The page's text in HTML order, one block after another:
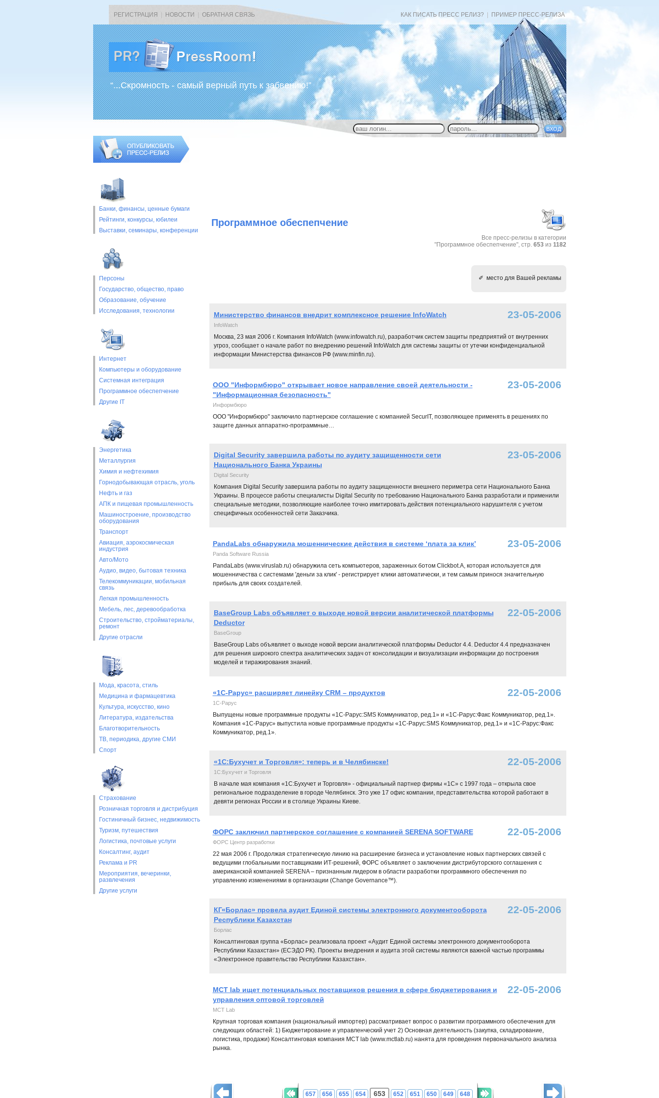
РЕГИСТРАЦИЯ НОВОСТИ ОБРАТНАЯ СВЯЗЬ КАК ПИСАТЬ ПРЕСС РЕЛИЗ? ПРИМЕР ПРЕСС-РЕЛИЗА
“...Скромность - самый верный путь к забвению!”
Банки, финансы, ценные бумаги
Рейтинги, конкурсы, юбилеи
Выставки, cеминары, конференции
Персоны
Государство, общество, право
Образование, обучение
Исследования, технологии
Интернет
Компьютеры и оборудование
Системная интеграция
Программное обеспепчение
Другие IT
Энергетика
Металлургия
Химия и нефтехимия
Горнодобывающая отрасль, уголь
Нефть и газ
АПК и пищевая промышленность
Машиностроение, производство
оборудования
Транспорт
Авиация, аэрокосмическая
индустрия
Авто/Мото
Аудио, видео, бытовая техника
Телекоммуникации, мобильная
связь
Легкая промышленность
Мебель, лес, деревообработка
Строительство, стройматериалы,
ремонт
Другие отрасли
Мода, красота, стиль
Медицина и фармацевтика
Культура, искусство, кино
Литература, издательства
Благотворительность
ТВ, периодика, другие СМИ
Спорт
Страхование
Розничная торговля и дистрибуция
Гостиничный бизнес, недвижимость
Туризм, путешествия
Логистика, почтовые услуги
Консалтинг, аудит
Реклама и PR
Мероприятия, вечеринки,
развлечения
Другие услуги
Программное обеспепчение
Все пресс-релизы в категории
"Программное обеспепчение", стр. 653из 1182
✐ место для Вашей рекламы
Министерство финансов внедрит комплексное решение InfoWatch 23-05-2006
InfoWatch
Москва, 23 мая 2006 г. Компания InfoWatch (www.infowatch.ru), разработчик систем защиты предприятий от внутренних
угроз, сообщает о начале работ по внедрению решений InfoWatch для системы защиты от утечки конфиденциальной
информации Министерства финансов РФ (www.minfin.ru).
ООО "Информбюро" открывает новое направление своей деятельности -
"Информационная безопасность"
23-05-2006
Информбюро
ООО "Информбюро" заключило партнерское соглашение с компанией SecurIT, позволяющее применять в решениях по
защите данных аппаратно-программные…
Digital Security завершила работы по аудиту защищенности сети
Национального Банка Украины
23-05-2006
Digital Security
Компания Digital Security завершила работы по аудиту защищенности внешнего периметра сети Национального Банка
Украины. В процессе работы специалисты Digital Security по требованию Национального Банка разработали и применили
специальные методики, позволяющие наиболее точно имитировать действия потенциального нарушителя с учетом
специфичных особенностей сети Заказчика.
PandaLabs обнаружила мошеннические действия в системе ‘плата за клик’ 23-05-2006
Panda Software Russia
PandaLabs (www.viruslab.ru) обнаружила сеть компьютеров, зараженных ботом Clickbot.A, которая используется для
мошенничества с системами 'деньги за клик' - регистрирует клики автоматически, и тем самым принося значительную
прибыль для своих создателей.
BaseGroup Labs объявляет о выходе новой версии аналитической платформы
Deductor
22-05-2006
BaseGroup
BaseGroup Labs объявляет о выходе новой версии аналитической платформы Deductor 4.4. Deductor 4.4 предназначен
для решения широкого спектра аналитических задач от консолидации и визуализации информации до построения
моделей и тиражирования знаний.
«1С-Рарус» расширяет линейку CRM – продуктов 22-05-2006
1С-Рарус
Выпущены новые программные продукты «1С-Рарус:SMS Коммуникатор, ред.1» и «1С-Рарус:Факс Коммуникатор, ред.1».
Компания «1С-Рарус» выпустила новые программные продукты «1С-Рарус:SMS Коммуникатор, ред.1» и «1С-Рарус:Факс
Коммуникатор, ред.1».
«1С:Бухучет и Торговля»: теперь и в Челябинске! 22-05-2006
1C:Бухучет и Торговля
В начале мая компания «1С:Бухучет и Торговля» - официальный партнер фирмы «1С» с 1997 года – открыла свое
региональное подразделение в городе Челябинск. Это уже 17 офис компании, представительства которой работают в
девяти регионах России и в столице Украины Киеве.
ФОРС заключил партнерское соглашение с компанией SERENA SOFTWARE 22-05-2006
ФОРС Центр разработки
22 мая 2006 г. Продолжая стратегическую линию на расширение бизнеса и установление новых партнерских связей с
ведущими глобальными поставщиками ИТ-решений, ФОРС объявляет о заключении дистрибуторского соглашения с
американской компанией SERENA – признанным лидером в области разработки программного обеспечения по
управлению изменениями в организации (Change Governance™).
КГ«Борлас» провела аудит Единой системы электронного документооборота
Республики Казахстан
22-05-2006
Борлас
Консалтинговая группа «Борлас» реализовала проект «Аудит Единой системы электронного документооборота
Республики Казахстан» (ЕСЭДО РК). Проекты внедрения и аудита этой системы являются важной частью программы
«Электронное правительство Республики Казахстан».
MCT lab ищет потенциальных поставщиков решения в сфере бюджетирования и
управления оптовой торговлей
22-05-2006
MCT Lab
Крупная торговая компания (национальный импортер) рассматривает вопрос о развитии программного обеспечения для
следующих областей: 1) Бюджетирование и управленческий учет 2) Основная деятельность (закупка, складирование,
логистика, продажи) Консалтинговая компания MCT lab (www.mctlab.ru) нанята для проведения первоначального анализа
рынка.
657 656 655 654 653 652 651 650 649 648